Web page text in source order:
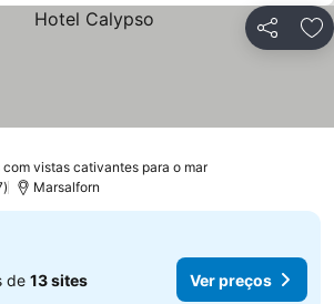
Partilhar
com vistas cativantes para o marVer preços
Marsalforn
de 13 sites Ver preços